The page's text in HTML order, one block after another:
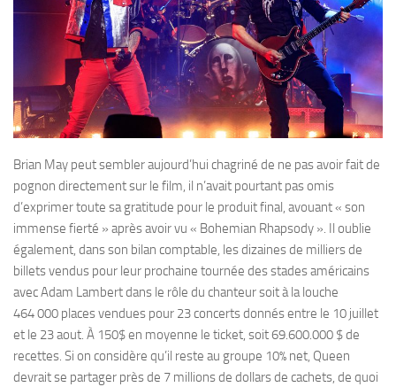
Brian May peut sembler aujourd’hui chagriné de ne pas avoir fait de
pognon directement sur le film, il n’avait pourtant pas omis
d’exprimer toute sa gratitude pour le produit final, avouant « son
immense fierté » après avoir vu « Bohemian Rhapsody ». Il oublie
également, dans son bilan comptable, les dizaines de milliers de
billets vendus pour leur prochaine tournée des stades américains
avec Adam Lambert dans le rôle du chanteur soit à la louche
464 000 places vendues pour 23 concerts donnés entre le 10 juillet
et le 23 aout. À 150$ en moyenne le ticket, soit 69.600.000 $ de
recettes. Si on considère qu’il reste au groupe 10% net, Queen
devrait se partager près de 7 millions de dollars de cachets, de quoi